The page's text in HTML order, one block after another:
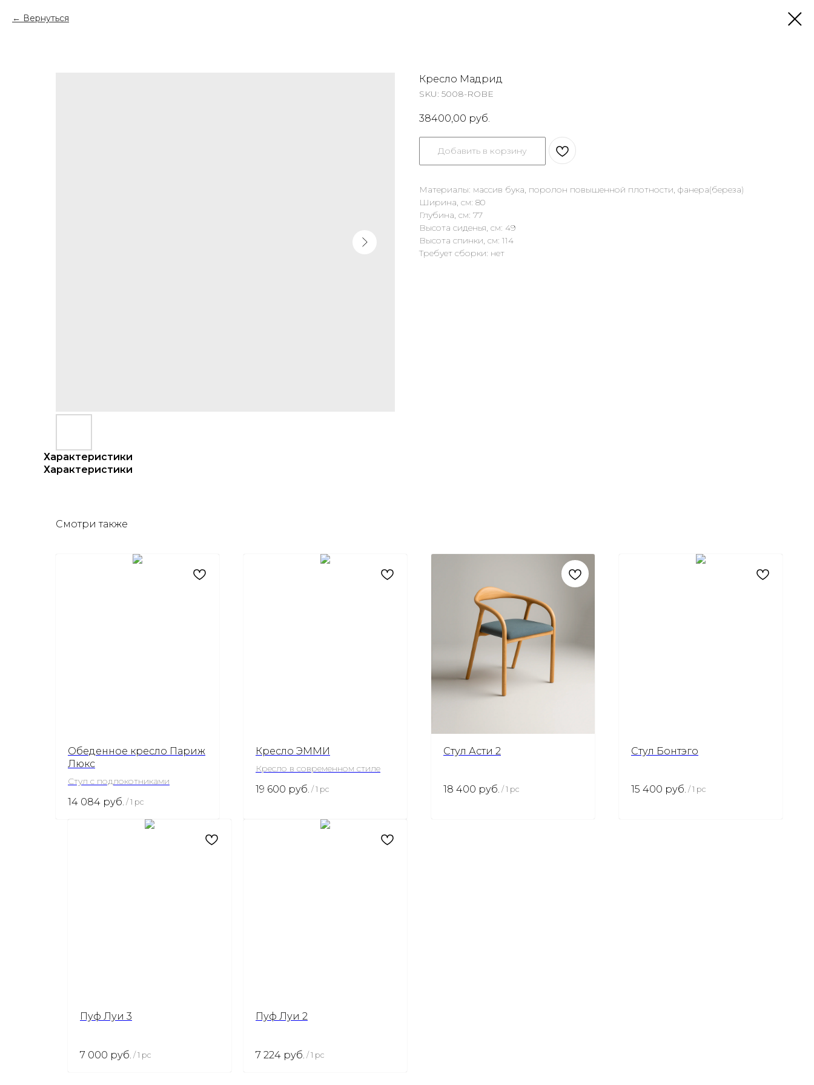
Вернуться
Кресло Мадрид
SKU: 5008-ROBE
38400,00 руб.
Добавить в корзину
Материалы: массив бука, поролон повышенной плотности, фанера(береза)
Ширина, см: 80
Глубина, см: 77
Высота сиденья, см: 49
Высота спинки, см: 114
Требует сборки: нет
Характеристики
Характеристики
Смотри также
Обеденное кресло Париж
Люкс
Стул с подлокотниками
14 084 руб. / 1 pc
Кресло ЭММИ
Кресло в современном стиле
19 600 руб. / 1 pc
Стул Асти 2
18 400 руб. / 1 pc
Стул Бонтэго
15 400 руб. / 1 pc
Пуф Луи 3
7 000 руб. / 1 pc
Пуф Луи 2
7 224 руб. / 1 pc